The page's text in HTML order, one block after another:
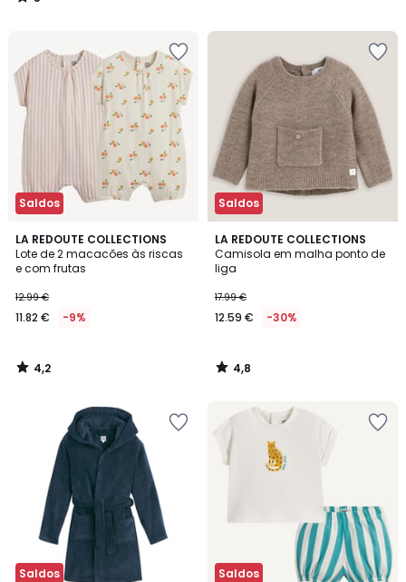
/
Saldos
LA REDOUTE COLLECTIONS
Lote de 2 macacões às riscas
e com frutas
12.99 €
11.82 € -9%
4,2
/ 5
4,2
/
Saldos
LA REDOUTE COLLECTIONS
Camisola em malha ponto de
liga
17.99 €
12.59 € -30%
4,8
/ 5
4,8
/
Saldos Saldos